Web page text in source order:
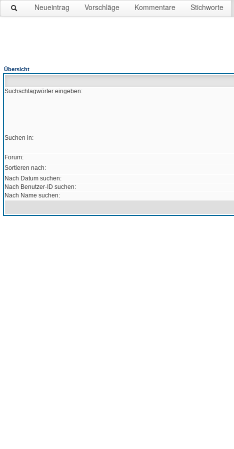
Neueintrag Vorschläge Kommentare Stichworte
Übersicht
Suchschlagwörter eingeben:
Suchen in:
Forum:
Sortieren nach:
Nach Datum suchen:
Nach Benutzer-ID suchen:
Nach Name suchen: